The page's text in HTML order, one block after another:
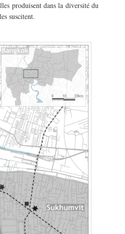
produisent dans la diversité du
suscitent.